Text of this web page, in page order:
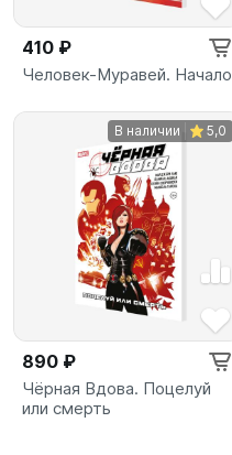
410 ₽
Человек-Муравей. Начало
В наличии 5,0
890 ₽
Чёрная Вдова. Поцелуй
или смерть